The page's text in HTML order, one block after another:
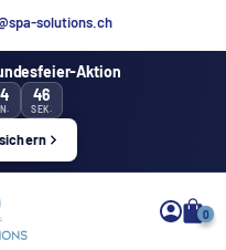
solutions.ch
Aktion
46
SEK.
0